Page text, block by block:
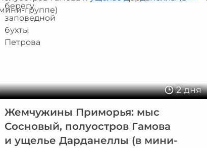
2 дня
Жемчужины Приморья: мыс
Сосновый, полуостров Гамова
и ущелье Дарданеллы (в мини-